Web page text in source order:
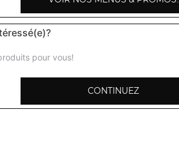
cl
cl pour vous!
CONTINUEZ